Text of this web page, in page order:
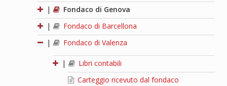
|
Fondaco di Genova
|
Fondaco di Barcellona
|
Fondaco di Valenza
|
Libri contabili
Carteggio ricevuto dal fondaco